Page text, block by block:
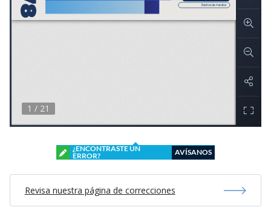
¿ENCONTRASTE UN
ERROR?
AVÍSANOS
Revisa nuestra página de correcciones